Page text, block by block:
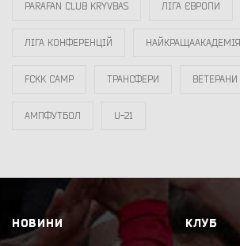
PARAFAN CLUB KRYVBAS ЛІГА ЄВРОПИ
ЛІГА КОНФЕРЕНЦІЙ НАЙКРАЩААКАДЕМІЯ
FCKK CAMP ТРАНСФЕРИ ВЕТЕРАНИ
АМПФУТБОЛ U-21
НОВИНИ КЛУБ